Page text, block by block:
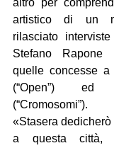
altro per
artistico di un
rilasciato
Stefano Rapone
quelle concesse a
(“Open”) ed
(“Cromosomi”).
«Stasera dedicherò
a questa città,